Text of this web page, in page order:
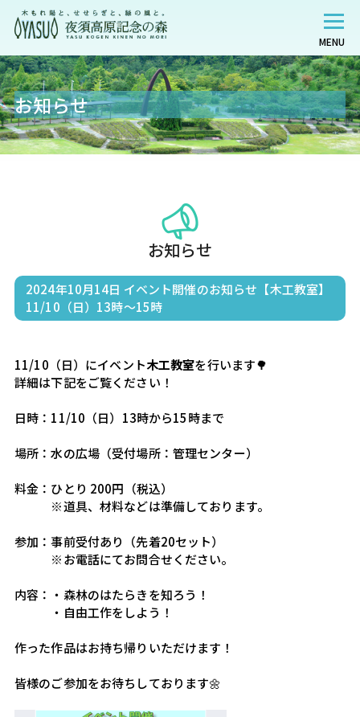
MENU
お知らせ
お知らせ
2024年10月14日 イベント開催のお知らせ【木工教室】
11/10（日）13時～15時
11/10（日）にイベント木工教室を行います🌳
詳細は下記をご覧ください！
日時：11/10（日）13時から15時まで
場所：水の広場（受付場所：管理センター）
料金：ひとり 200円（税込）
※道具、材料などは準備しております。
参加：事前受付あり（先着20セット）
※お電話にてお問合せください。
内容：・森林のはたらきを知ろう！
・自由工作をしよう！
作った作品はお持ち帰りいただけます！
皆様のご参加をお待ちしております🌼